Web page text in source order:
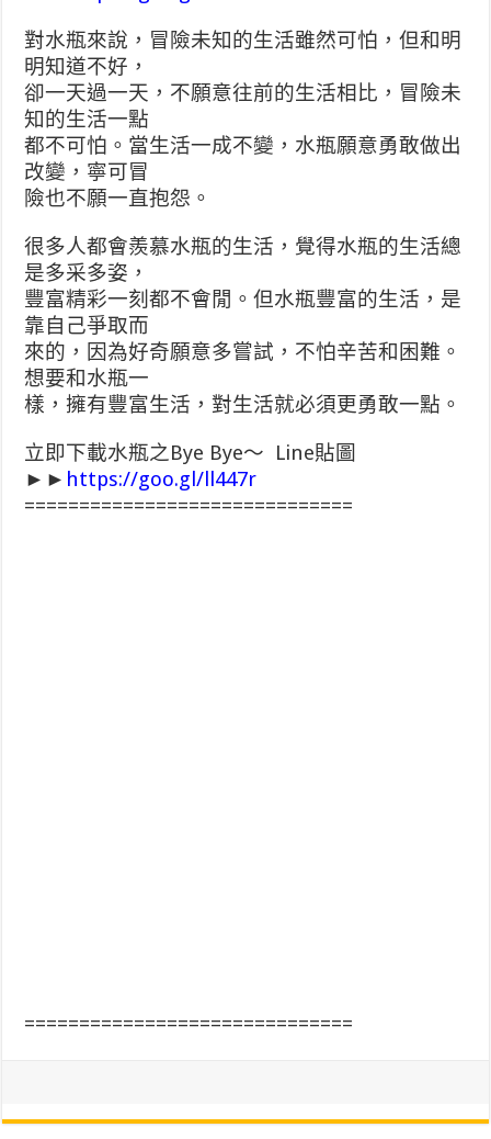
對水瓶來說，冒險未知的生活雖然可怕，但和明
明知道不好，
卻一天過一天，不願意往前的生活相比，冒險未
知的生活一點
都不可怕。當生活一成不變，水瓶願意勇敢做出
改變，寧可冒
險也不願一直抱怨。
很多人都會羨慕水瓶的生活，覺得水瓶的生活總
是多采多姿，
豐富精彩一刻都不會閒。但水瓶豐富的生活，是
靠自己爭取而
來的，因為好奇願意多嘗試，不怕辛苦和困難。
想要和水瓶一
樣，擁有豐富生活，對生活就必須更勇敢一點。
立即下載水瓶之Bye Bye～ Line貼圖
►► https://goo.gl/ll447r
==============================
==============================